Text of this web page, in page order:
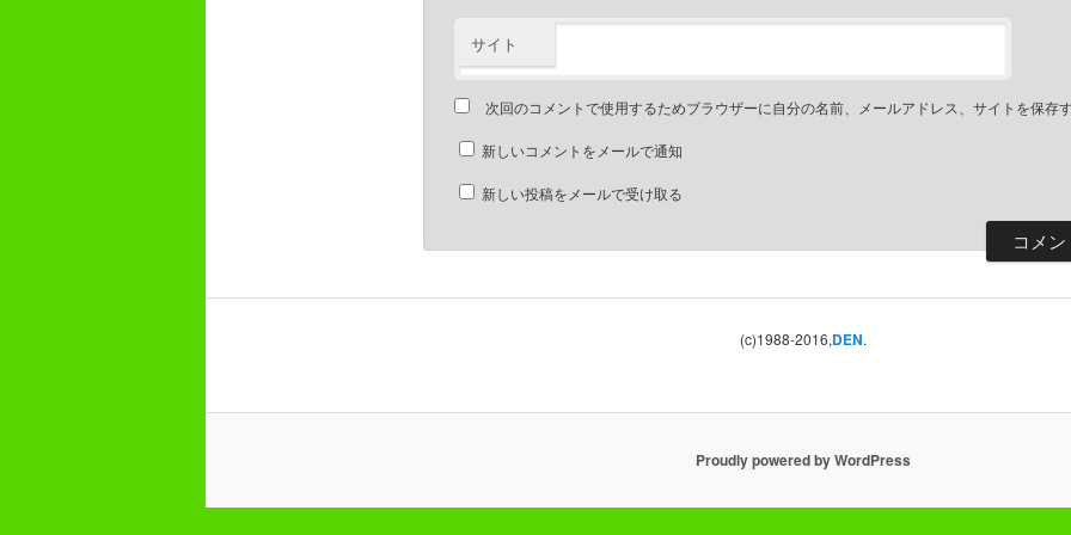
サイト
次回のコメントで使用するためブラウザーに自分の名前、メールアドレス、サイトを保存
新しいコメントをメールで通知
新しい投稿をメールで受け取る
(c)1988-2016,DEN.
Proudly powered by WordPress